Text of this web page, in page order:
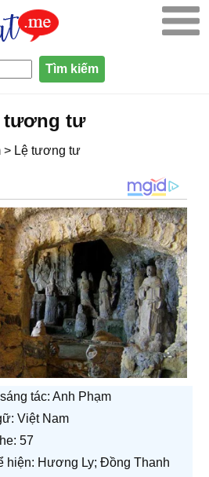
tương tư
> Lệ tương tư
tác: Anh Phạm
Việt Nam
57
hiện: Hương Ly; Đồng Thanh